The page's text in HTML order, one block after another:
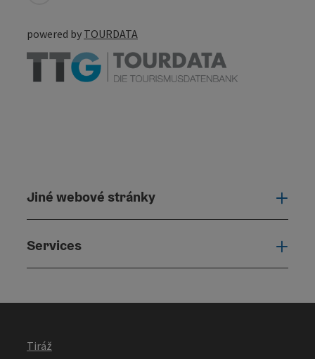
powered by TOURDATA
Jiné webové stránky
Services
Tiráž